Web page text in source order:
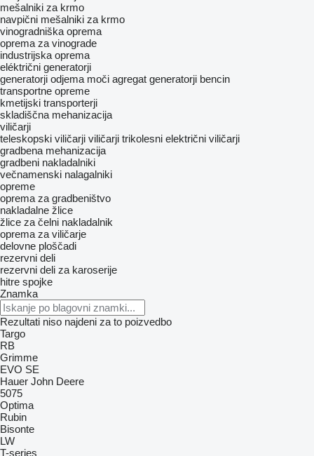
mešalniki za krmo
navpični mešalniki za krmo
vinogradniška oprema
oprema za vinograde
industrijska oprema
eléktrični generatorji
generatorji odjema moči agregat generatorji bencin
transportne opreme
kmetijski transporterji
skladiščna mehanizacija
viličarji
teleskopski viličarji viličarji trikolesni električni viličarji
gradbena mehanizacija
gradbeni nakladalniki
večnamenski nalagalniki
opreme
oprema za gradbeništvo
nakladalne žlice
žlice za čelni nakladalnik
oprema za viličarje
delovne ploščadi
rezervni deli
rezervni deli za karoserije
hitre spojke
Znamka
Rezultati niso najdeni za to poizvedbo
Targo
RB
Grimme
EVO SE
Hauer John Deere
5075
Optima
Rubin
Bisonte
LW
T-series